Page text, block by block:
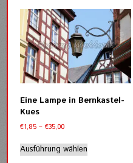
mehrere
Varianten
auf.
Die
Optionen
können
auf
Produktseite
Eine Lampe in Bernkastel-
Kues
€1,85 –€35,00Preisspanne:
bis
€35,00
Ausführung wählen
Dieses
Produkt